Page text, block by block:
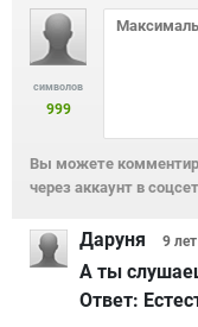
символов
999
Вы можете
через аккаунт в
Даруня 9 лет
А ты
Ответ: